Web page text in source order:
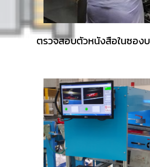
ตรวจสอบตัวหนังสือในซอ